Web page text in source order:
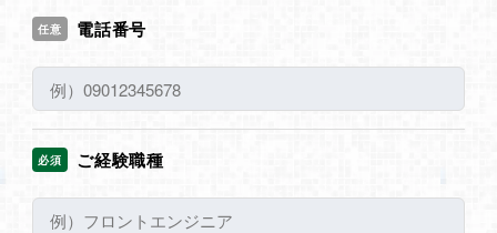
任意 電話番号
必須 ご経験職種